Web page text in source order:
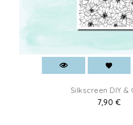
Silkscreen DIY &
Prix
7,90 €